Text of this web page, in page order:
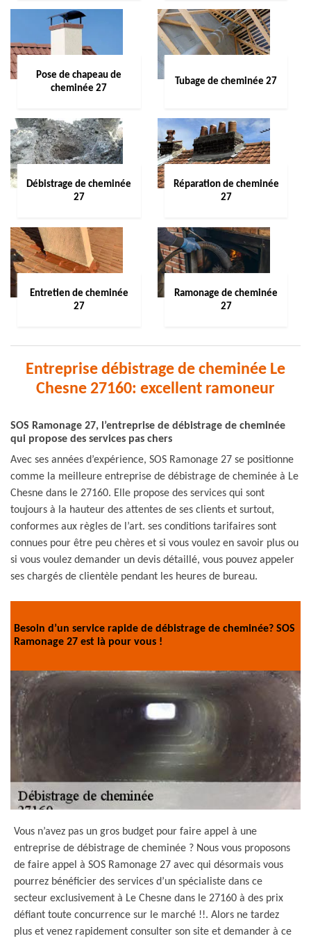
Pose de chapeau de
cheminée 27
Tubage de cheminée 27
Débistrage de cheminée
27
Réparation de cheminée
27
Entretien de cheminée
27
Ramonage de cheminée
27
Entreprise débistrage de cheminée Le
Chesne 27160: excellent ramoneur
SOS Ramonage 27, l’entreprise de débistrage de cheminée
qui propose des services pas chers
Avec ses années d’expérience, SOS Ramonage 27 se positionne
comme la meilleure entreprise de débistrage de cheminée à Le
Chesne dans le 27160. Elle propose des services qui sont
toujours à la hauteur des attentes de ses clients et surtout,
conformes aux règles de l’art. ses conditions tarifaires sont
connues pour être peu chères et si vous voulez en savoir plus ou
si vous voulez demander un devis détaillé, vous pouvez appeler
ses chargés de clientèle pendant les heures de bureau.
Besoin d’un service rapide de débistrage de cheminée? SOS
Ramonage 27 est là pour vous !
Vous n’avez pas un gros budget pour faire appel à une
entreprise de débistrage de cheminée ? Nous vous proposons
de faire appel à SOS Ramonage 27 avec qui désormais vous
pourrez bénéficier des services d’un spécialiste dans ce
secteur exclusivement à Le Chesne dans le 27160 à des prix
défiant toute concurrence sur le marché !!. Alors ne tardez
plus et venez rapidement consulter son site et demander à ce